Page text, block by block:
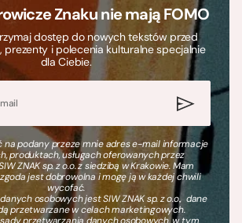
Znaku nie mają FOMO
dostęp do nowych tekstów przed
prezenty i polecenia kulturalne specjalnie
dla Ciebie.
podany przeze mnie adres e-mail informacje
produktach, usługach oferowanych przez
ZNAK sp. z o.o. z siedzibą w Krakowie. Mam
jest dobrowolna i mogę ją w każdej chwili
wycofać.
osobowych jest SIW ZNAK sp. z o.o., dane
przetwarzane w celach marketingowych.